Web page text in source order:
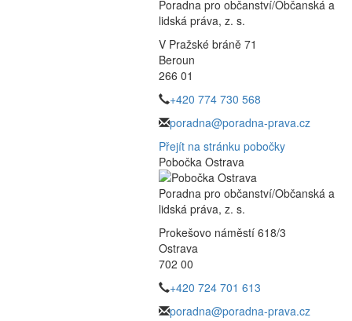
Poradna pro občanství/Občanská a
lidská práva, z. s.
V Pražské bráně 71
Beroun
266 01
+420 774 730 568
poradna@poradna-prava.cz
Přejít na stránku pobočky
Pobočka Ostrava
Poradna pro občanství/Občanská a
lidská práva, z. s.
Prokešovo náměstí 618/3
Ostrava
702 00
+420 724 701 613
poradna@poradna-prava.cz